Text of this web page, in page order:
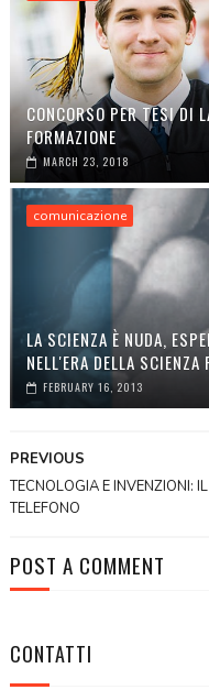
CONCORSO PER TESI DI
FORMAZIONE
MARCH 23, 2018
comunicazione
LA SCIENZA È NUDA,
NELL'ERA DELLA
FEBRUARY 16, 2013
PREVIOUS
TECNOLOGIA E INVENZIONI: IL
TELEFONO
POST A COMMENT
CONTATTI